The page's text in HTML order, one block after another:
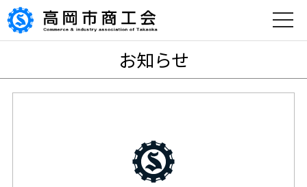
toggle
お知らせ